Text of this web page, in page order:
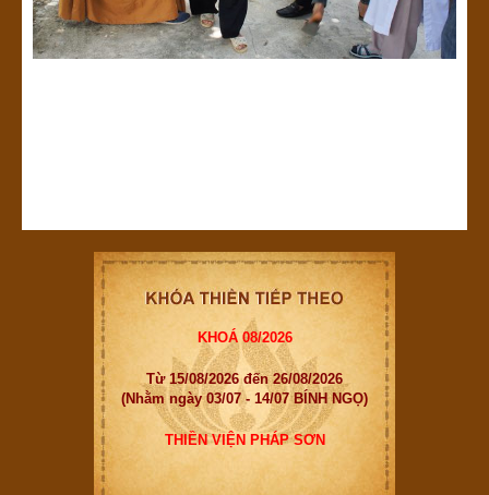
KHOÁ 08/2026
Từ 15/08/2026 đến 26/08/2026
(Nhằm ngày 03/07 - 14/07 BÍNH NGỌ)
THIỀN VIỆN PHÁP SƠN